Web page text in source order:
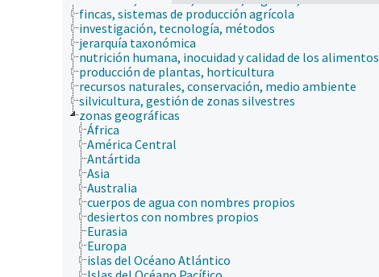
fincas, sistemas de producción agrícola
investigación, tecnología, métodos
jerarquía taxonómica
nutrición humana, inocuidad y calidad de los alimentos
producción de plantas, horticultura
recursos naturales, conservación, medio ambiente
silvicultura, gestión de zonas silvestres
zonas geográficas
África
América Central
Antártida
Asia
Australia
cuerpos de agua con nombres propios
desiertos con nombres propios
Eurasia
Europa
islas del Océano Atlántico